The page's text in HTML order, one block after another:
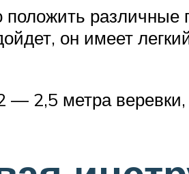
положить
он имеет
— 2,5 метра